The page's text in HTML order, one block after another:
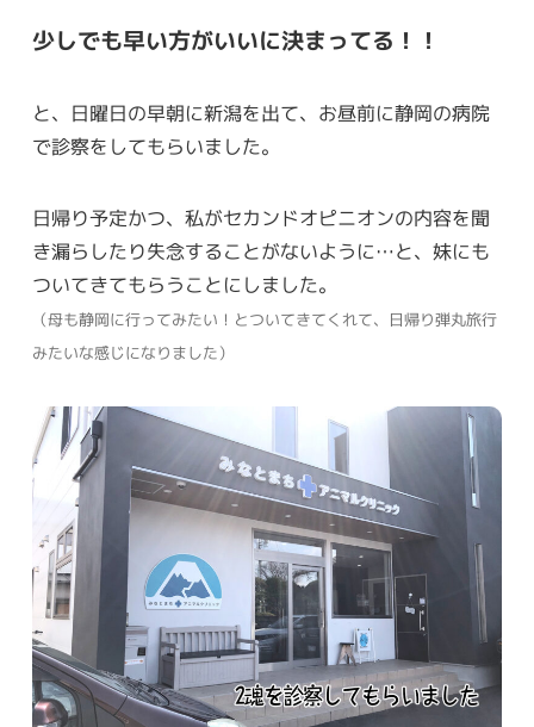
少しでも早い方がいいに決まってる！！
と、日曜日の早朝に新潟を出て、お昼前に静岡の病院
で診察をしてもらいました。
日帰り予定かつ、私がセカンドオピニオンの内容を聞
き漏らしたり失念することがないように…と、妹にも
ついてきてもらうことにしました。
（母も静岡に行ってみたい！とついてきてくれて、日帰り弾丸旅行
みたいな感じになりました）